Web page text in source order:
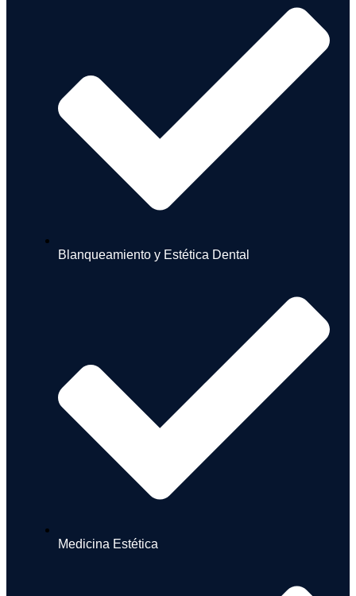
Blanqueamiento y Estética Dental
Medicina Estética